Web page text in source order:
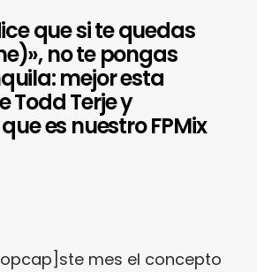
que si te quedas
no te pongas
mejor esta
Todd Terje y
es nuestro FPMix
mes el concepto